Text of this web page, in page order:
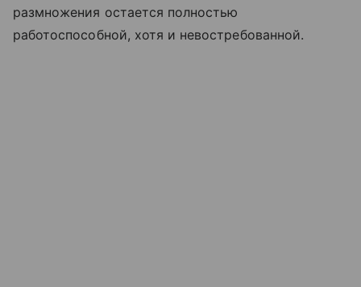
размножения остается полностью
работоспособной, хотя и невостребованной.